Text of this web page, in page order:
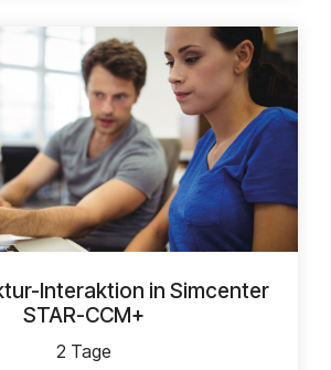
Interaktion in Simcenter
STAR-CCM+
2 Tage